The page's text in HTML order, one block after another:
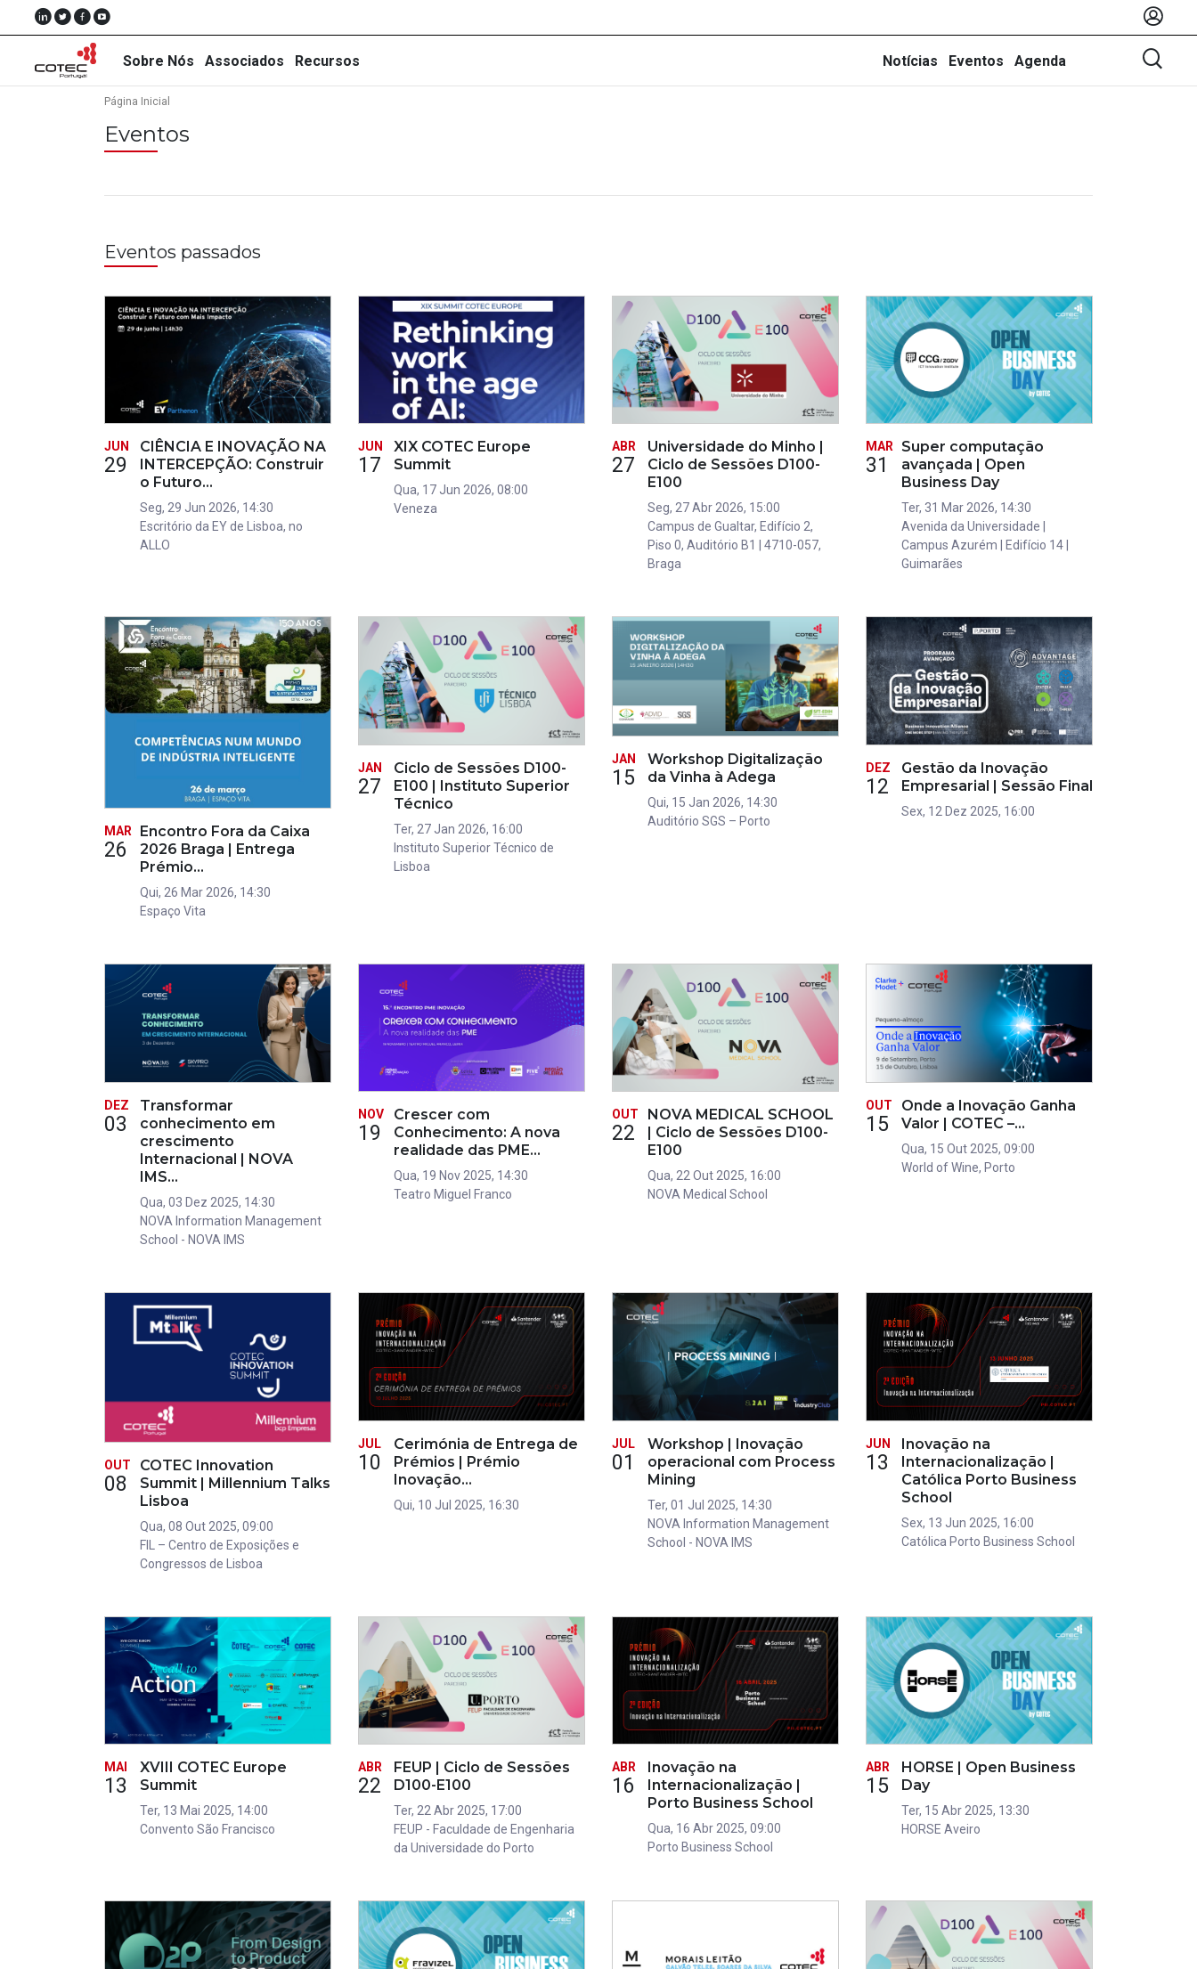
Associados
Sobre Nós Associados Recursos Notícias Eventos Agenda
Página Inicial
Eventos
Eventos passados
JUN
29
CIÊNCIA E INOVAÇÃO NA
INTERCEPÇÃO: Construir
o Futuro…
Seg, 29 Jun 2026, 14:30
Escritório da EY de Lisboa, no
ALLO
JUN
17
XIX COTEC Europe
Summit
Qua, 17 Jun 2026, 08:00
Veneza
ABR
27
Universidade do Minho |
Ciclo de Sessões D100-
E100
Seg, 27 Abr 2026, 15:00
Campus de Gualtar, Edifício 2,
Piso 0, Auditório B1 | 4710-057,
Braga
MAR
31
Super computação
avançada | Open
Business Day
Ter, 31 Mar 2026, 14:30
Avenida da Universidade |
Campus Azurém | Edifício 14 |
Guimarães
MAR
26
Encontro Fora da Caixa
2026 Braga | Entrega
Prémio…
Qui, 26 Mar 2026, 14:30
Espaço Vita
JAN
27
Ciclo de Sessões D100-
E100 | Instituto Superior
Técnico
Ter, 27 Jan 2026, 16:00
Instituto Superior Técnico de
Lisboa
JAN
15
Workshop Digitalização
da Vinha à Adega
Qui, 15 Jan 2026, 14:30
Auditório SGS – Porto
DEZ
12
Gestão da Inovação
Empresarial | Sessão Final
Sex, 12 Dez 2025, 16:00
DEZ
03
Transformar
conhecimento em
crescimento
Internacional | NOVA
IMS…
Qua, 03 Dez 2025, 14:30
NOVA Information Management
School - NOVA IMS
NOV
19
Crescer com
Conhecimento: A nova
realidade das PME…
Qua, 19 Nov 2025, 14:30
Teatro Miguel Franco
OUT
22
NOVA MEDICAL SCHOOL
| Ciclo de Sessões D100-
E100
Qua, 22 Out 2025, 16:00
NOVA Medical School
OUT
15
Onde a Inovação Ganha
Valor | COTEC –…
Qua, 15 Out 2025, 09:00
World of Wine, Porto
OUT
08
COTEC Innovation
Summit | Millennium Talks
Lisboa
Qua, 08 Out 2025, 09:00
FIL – Centro de Exposições e
Congressos de Lisboa
JUL
10
Cerimónia de Entrega de
Prémios | Prémio
Inovação…
Qui, 10 Jul 2025, 16:30
JUL
01
Workshop | Inovação
operacional com Process
Mining
Ter, 01 Jul 2025, 14:30
NOVA Information Management
School - NOVA IMS
JUN
13
Inovação na
Internacionalização |
Católica Porto Business
School
Sex, 13 Jun 2025, 16:00
Católica Porto Business School
MAI
13
XVIII COTEC Europe
Summit
Ter, 13 Mai 2025, 14:00
Convento São Francisco
ABR
22
FEUP | Ciclo de Sessões
D100-E100
Ter, 22 Abr 2025, 17:00
FEUP - Faculdade de Engenharia
da Universidade do Porto
ABR
16
Inovação na
Internacionalização |
Porto Business School
Qua, 16 Abr 2025, 09:00
Porto Business School
ABR
15
HORSE | Open Business
Day
Ter, 15 Abr 2025, 13:30
HORSE Aveiro